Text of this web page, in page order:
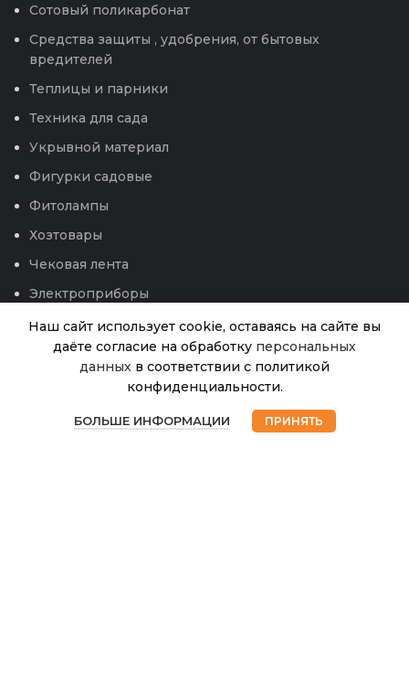
Сотовый поликарбонат
Средства защиты , удобрения, от бытовых
вредителей
Теплицы и парники
Техника для сада
Укрывной материал
Фигурки садовые
Фитолампы
Хозтовары
Чековая лента
Электроприборы
Наш сайт использует cookie, оставаясь на сайте вы
даёте согласие на обработку персональных
данных в соответствии с политикой
конфиденциальности.
БОЛЬШЕ ИНФОРМАЦИИ ПРИНЯТЬ
Кукуруза
(Аэлита)50.00₽
наличии
Магазин Избранное Корзина Мой аккаунт